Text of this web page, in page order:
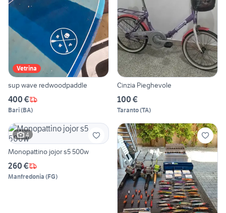
Vetrina
sup wave redwoodpaddle
400 €
Bari(BA)
Cinzia Pieghevole
100 €
Taranto(TA)
4
Monopattino jojor s5 500w
260 €
Manfredonia (FG)